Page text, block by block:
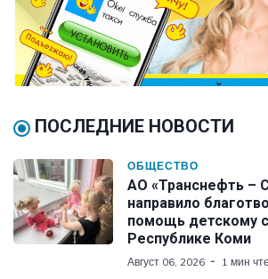
ПОСЛЕДНИЕ НОВОСТИ
ОБЩЕСТВО
АО «Транснефть –
направило
помощь детскому
Республике Коми
Август 06, 2026 1 мин